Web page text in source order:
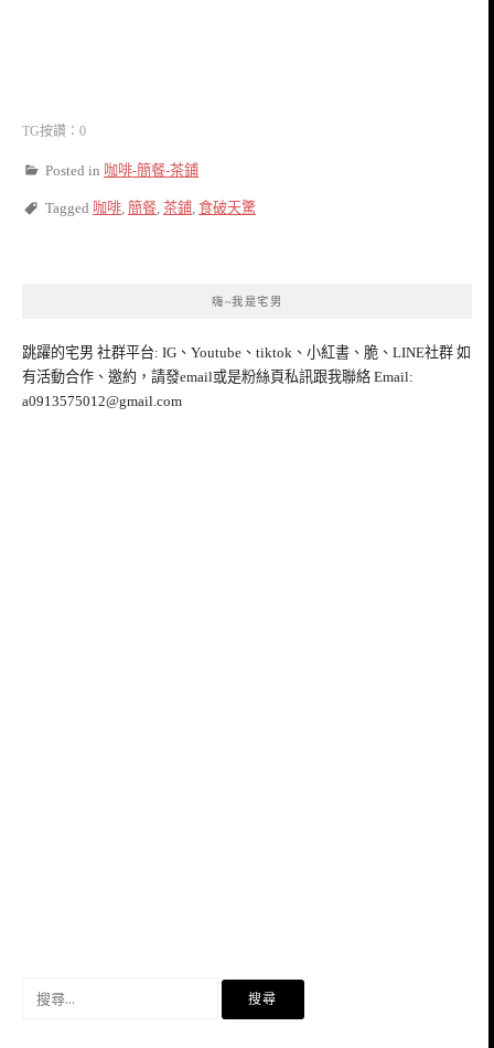
TG按讚：0
Posted in 咖啡-簡餐-茶鋪
Tagged 咖啡, 簡餐, 茶鋪, 食破天驚
嗨~我是宅男
跳躍的宅男 社群平台: IG、Youtube、tiktok、小紅書、脆、LINE社群 如
有活動合作、邀約，請發email或是粉絲頁私訊跟我聯絡 Email:
a0913575012@gmail.com